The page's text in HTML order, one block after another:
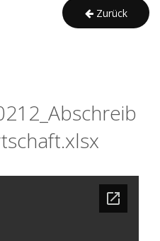
Zurück